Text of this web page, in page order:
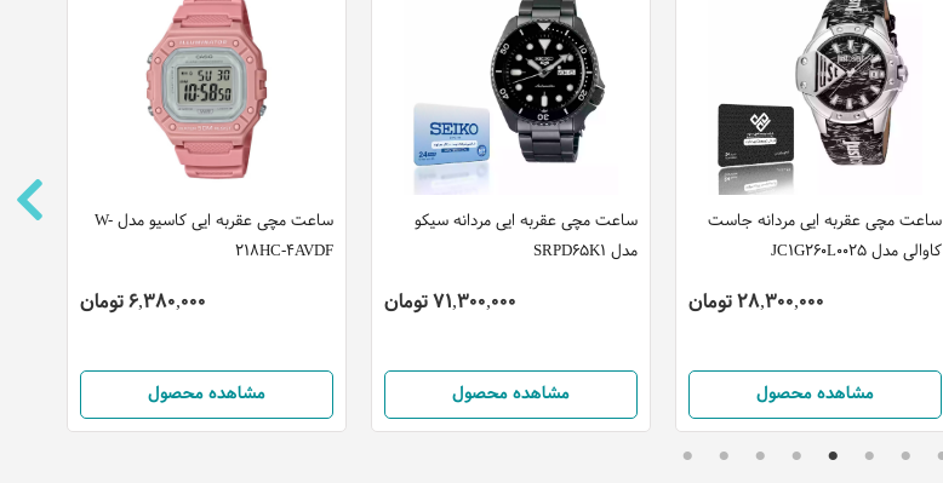
ساعت مچی عقربه ایی کاسیو مدل W-
218HC-4AVDF
6,380,000 تومان
مشاهده محصول
ساعت مچی عقربه ایی مردانه سیکو
مدل SRPD65K1
71,300,000 تومان
مشاهده محصول
ساعت مچی عقربه ایی مردانه جاست
کاوالی مدل JC1G260L0025
28,300,000 تومان
مشاهده محصول